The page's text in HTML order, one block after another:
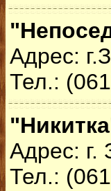
Адрес:
Тел.:
Адрес: г.
Тел.: